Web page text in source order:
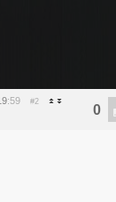
:59 #2